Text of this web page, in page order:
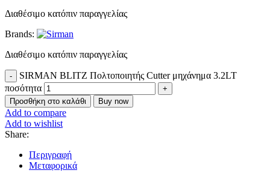
Διαθέσιμο κατόπιν παραγγελίας
Brands:
Διαθέσιμο κατόπιν παραγγελίας
SIRMAN BLITZ Πολτοποιητής Cutter μηχάνημα 3.2LT
ποσότητα
Προσθήκη στο καλάθι Buy now
Add to compare
Add to wishlist
Share:
Περιγραφή
Μεταφορικά